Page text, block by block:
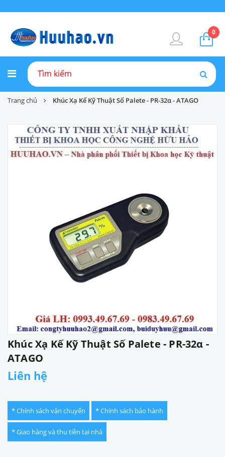
0
Trang chủ Khúc Xạ Kế Kỹ Thuật Số Palete - PR-32α - ATAGO
Khúc Xạ Kế Kỹ Thuật Số Palete - PR-32α -
ATAGO
Liên hệ
* Chính sách vận chuyển * Chính sách bảo hành
* Giao hàng và thu tiền tại nhà